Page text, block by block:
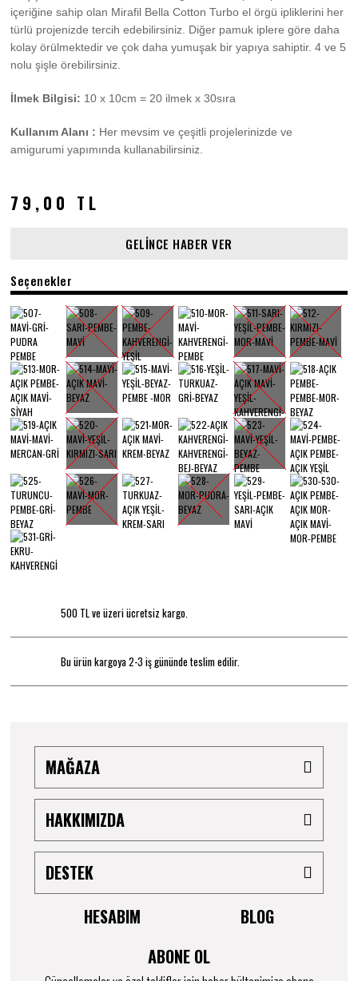
içeriğine sahip olan Mirafil Bella Cotton Turbo el örgü ipliklerini her
türlü projenizde tercih edebilirsiniz. Diğer pamuk iplere göre daha
kolay örülmektedir ve çok daha yumuşak bir yapıya sahiptir. 4 ve 5
nolu şişle örebilirsiniz.
İlmek Bilgisi: 10 x 10cm = 20 ilmek x 30sıra
Kullanım Alanı : Her mevsim ve çeşitli projelerinizde ve
amigurumi yapımında kullanabilirsiniz.
79,00 TL
GELİNCE HABER VER
Seçenekler
500 TL ve üzeri ücretsiz kargo.
Bu ürün kargoya 2-3 iş gününde teslim edilir.
MAĞAZA
HAKKIMIZDA
DESTEK
HESABIM
BLOG
ABONE OL